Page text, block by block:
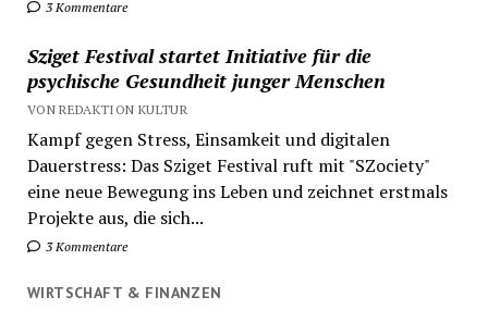
3 Kommentare
Sziget Festival startet Initiative für die
psychische Gesundheit junger Menschen
VON REDAKTION KULTUR
Kampf gegen Stress, Einsamkeit und digitalen
Dauerstress: Das Sziget Festival ruft mit "SZociety"
eine neue Bewegung ins Leben und zeichnet erstmals
Projekte aus, die sich...
3 Kommentare
WIRTSCHAFT & FINANZEN